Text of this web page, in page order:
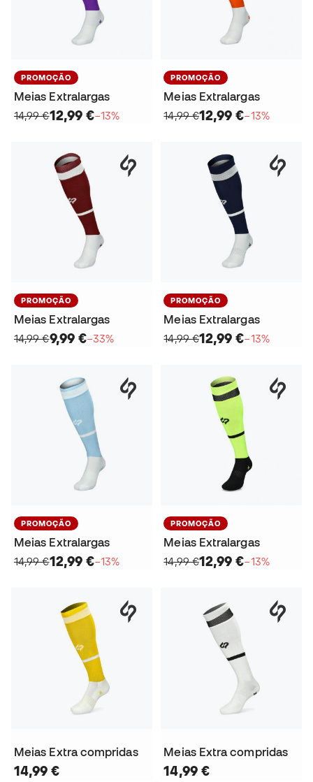
PROMOÇÃO
Meias Extralargas
14,99 €12,99 €−13%
PROMOÇÃO
Meias Extralargas
14,99 €12,99 €−13%
PROMOÇÃO
Meias Extralargas
14,99 €9,99 €−33%
PROMOÇÃO
Meias Extralargas
14,99 €12,99 €−13%
PROMOÇÃO
Meias Extralargas
14,99 €12,99 €−13%
PROMOÇÃO
Meias Extralargas
14,99 €12,99 €−13%
Meias Extra compridas
14,99 €
Meias Extra compridas
14,99 €